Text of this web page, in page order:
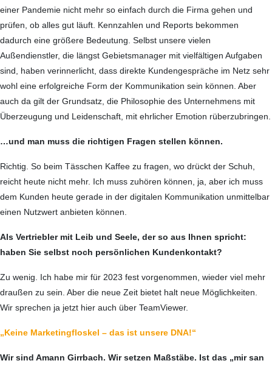
einer Pandemie nicht mehr so einfach durch die Firma gehen und
prüfen, ob alles gut läuft. Kennzahlen und Reports bekommen
dadurch eine größere Bedeutung. Selbst unsere vielen
Außendienstler, die längst Gebietsmanager mit vielfältigen Aufgaben
sind, haben verinnerlicht, dass direkte Kundengespräche im Netz sehr
wohl eine erfolgreiche Form der Kommunikation sein können. Aber
auch da gilt der Grundsatz, die Philosophie des Unternehmens mit
Überzeugung und Leidenschaft, mit ehrlicher Emotion rüber­zubringen.
…und man muss die richtigen Fragen stellen können.
Richtig. So beim Tässchen Kaffee zu fragen, wo drückt der Schuh,
reicht heute nicht mehr. Ich muss zuhören können, ja, aber ich muss
dem Kunden heute gerade in der digitalen Kommunikation unmittelbar
einen Nutzwert anbieten können.
Als Vertriebler mit Leib und Seele, der so aus Ihnen spricht:
haben Sie selbst noch persönlichen Kundenkontakt?
Zu wenig. Ich habe mir für 2023 fest vorgenommen, wieder viel mehr
draußen zu sein. Aber die neue Zeit bietet halt neue Möglich­keiten.
Wir sprechen ja jetzt hier auch über TeamViewer.
„Keine Marketingfloskel – das ist unsere DNA!“
Wir sind Amann Girrbach. Wir setzen Maßstäbe. Ist das „mir san